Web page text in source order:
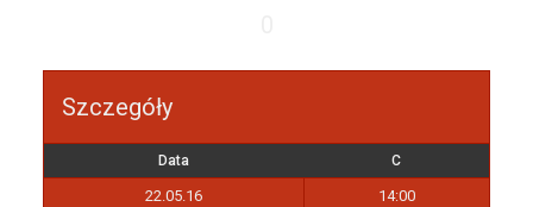
Szczegóły
Data C
22.05.16 14:00